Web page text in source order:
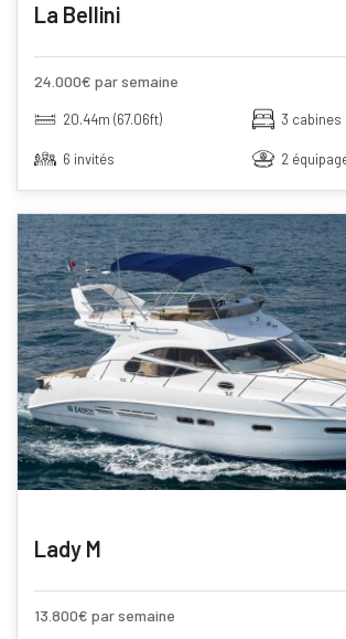
La Bellini
24.000€ par semaine
20.44m (67.06ft) 3 cabines
6 invités 2
Lady M
13.800€ par semaine